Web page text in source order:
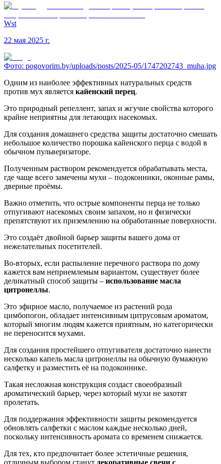
Wst
22 мая 2025 г.
Фото: pogovorim.by/uploads/posts/2025-05/1747202743_muha.jpg
Одним из наиболее эффективных натуральных средств
против мух является кайенский перец.
Это природный репеллент, запах и жгучие свойства которого
крайне неприятны для летающих насекомых.
Для создания домашнего средства защиты достаточно смешать
небольшое количество порошка кайенского перца с водой в
обычном пульверизаторе.
Полученным раствором рекомендуется обрабатывать места,
где чаще всего замечены мухи – подоконники, оконные рамы,
дверные проёмы.
Важно отметить, что острые компоненты перца не только
отпугивают насекомых своим запахом, но и физически
препятствуют их приземлению на обработанные поверхности.
Это создаёт двойной барьер защиты вашего дома от
нежелательных посетителей.
Во-вторых, если распыление перечного раствора по дому
кажется вам неприемлемым вариантом, существует более
деликатный способ защиты – использование масла
цитронеллы.
Это эфирное масло, получаемое из растений рода
цимбопогон, обладает интенсивным цитрусовым ароматом,
который многим людям кажется приятным, но категорически
не переносится мухами.
Для создания простейшего отпугивателя достаточно нанести
несколько капель масла цитронеллы на обычную бумажную
салфетку и разместить её на подоконнике.
Такая несложная конструкция создаст своеобразный
ароматический барьер, через который мухи не захотят
пролетать.
Для поддержания эффективности защиты рекомендуется
обновлять салфетки с маслом каждые несколько дней,
поскольку интенсивность аромата со временем снижается.
Для тех, кто предпочитает более эстетичные решения,
отличным выбором станут декоративные свечи с